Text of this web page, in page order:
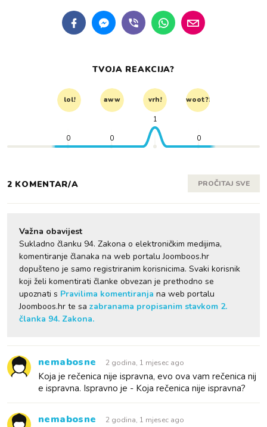
TVOJA REAKCIJA?
lol! aww vrh! woot?!
0 0
1
0
2 KOMENTAR/A PROČITAJ SVE
Važna obavijest
Sukladno članku 94. Zakona o elektroničkim medijima,
komentiranje članaka na web portalu Joomboos.hr
dopušteno je samo registriranim korisnicima. Svaki korisnik
koji želi komentirati članke obvezan je prethodno se
upoznati s Pravilima komentiranja na web portalu
Joomboos.hr te sa zabranama propisanim stavkom 2.
članka 94. Zakona.
nemabosne 2 godina, 1 mjesec ago
Koja je rečenica nije ispravna, evo ova vam rečenica nij
e ispravna. Ispravno je - Koja rečenica nije ispravna?
nemabosne 2 godina, 1 mjesec ago